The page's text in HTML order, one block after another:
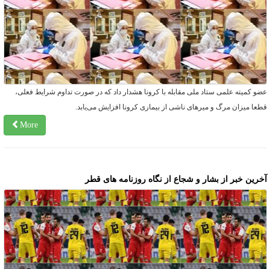
کمیته علمی ستاد ملی مقابله با کرونا هشدار داد که در صورت تداوم شرایط فعلی،
میزان مرگ و میرهای ناشی از بیماری کرونا افزایش می‌یابد.
More
خبر از بشار و شجاع از نگاه روزنامه های قطر